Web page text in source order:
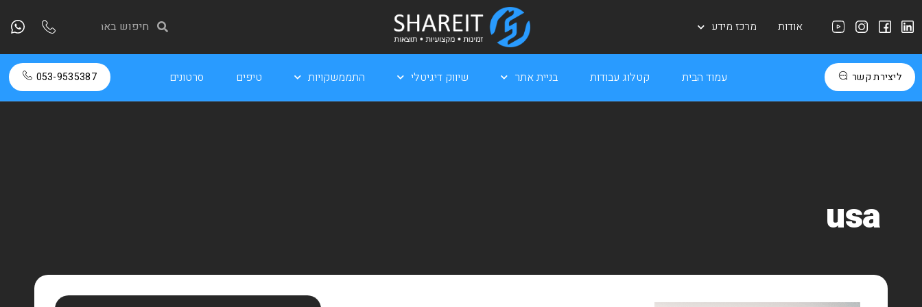
אודות מרכז מידע
ליצירת קשר עמוד הבית קטלוג עבודות בניית אתר שיווק דיגיטלי התממשקויות טיפים סרטונים 053-9535387
usa